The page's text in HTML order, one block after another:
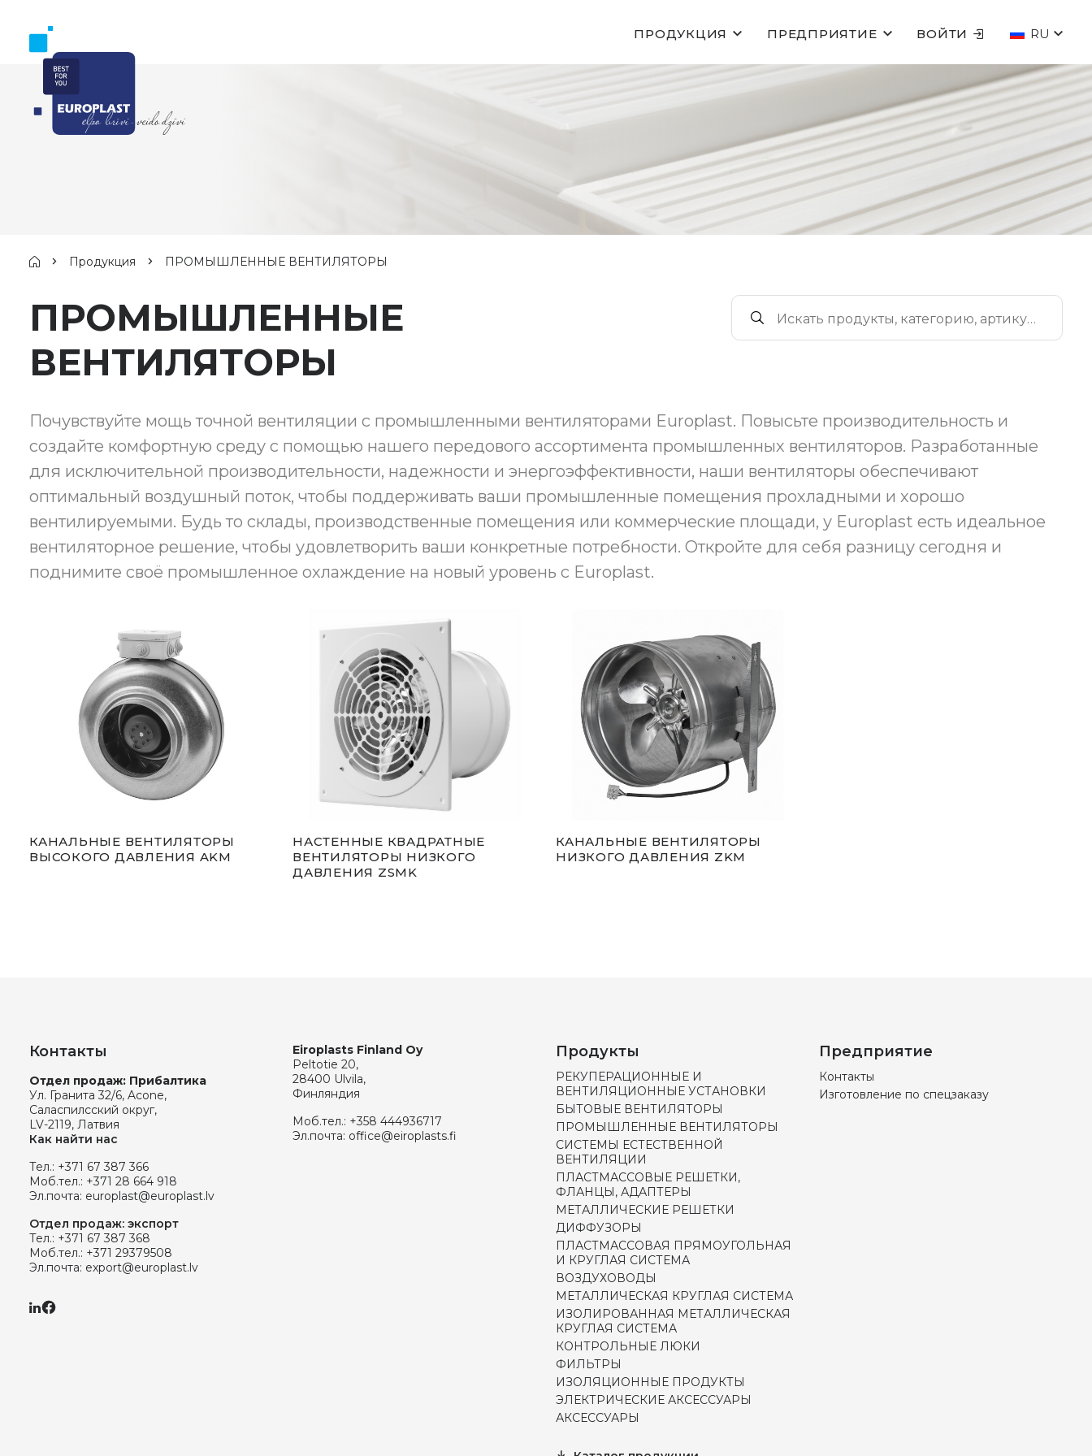
ПРОДУКЦИЯ ПРЕДПРИЯТИЕ ВОЙТИ RU
Продукция ПРОМЫШЛЕННЫЕ ВЕНТИЛЯТОРЫ
ПРОМЫШЛЕННЫЕ
ВЕНТИЛЯТОРЫ
Почувствуйте мощь точной вентиляции с промышленными вентиляторами Europlast. Повысьте производительность и
создайте комфортную среду с помощью нашего передового ассортимента промышленных вентиляторов. Разработанные
для исключительной производительности, надежности и энергоэффективности, наши вентиляторы обеспечивают
оптимальный воздушный поток, чтобы поддерживать ваши промышленные помещения прохладными и хорошо
вентилируемыми. Будь то склады, производственные помещения или коммерческие площади, у Europlast есть идеальное
вентиляторное решение, чтобы удовлетворить ваши конкретные потребности. Откройте для себя разницу сегодня и
поднимите своё промышленное охлаждение на новый уровень с Europlast.
КАНАЛЬНЫЕ ВЕНТИЛЯТОРЫ
ВЫСОКОГО ДАВЛЕНИЯ AKM
НАСТЕННЫЕ КВАДРАТНЫЕ
ВЕНТИЛЯТОРЫ НИЗКОГО
ДАВЛЕНИЯ ZSMK
КАНАЛЬНЫЕ ВЕНТИЛЯТОРЫ
НИЗКОГО ДАВЛЕНИЯ ZKM
Контакты
Отдел продаж: Прибалтика
Ул. Гранита 32/6, Acone,
Саласпилсский округ,
LV-2119, Латвия
Как найти нас
Тел.: +371 67 387 366
Моб.тел.: +371 28 664 918
Эл.почта: europlast@europlast.lv
Отдел продаж: экспорт
Тел.: +371 67 387 368
Моб.тел.: +371 29379508
Эл.почта: export@europlast.lv
Eiroplasts Finland Oy
Peltotie 20,
28400 Ulvila,
Финляндия
Моб.тел.: +358 444936717
Эл.почта: office@eiroplasts.fi
Продукты
РЕКУПЕРАЦИОННЫЕ И
ВЕНТИЛЯЦИОННЫЕ УСТАНОВКИ
БЫТОВЫЕ ВЕНТИЛЯТОРЫ
ПРОМЫШЛЕННЫЕ ВЕНТИЛЯТОРЫ
СИСТЕМЫ ЕСТЕСТВЕННОЙ
ВЕНТИЛЯЦИИ
ПЛАСТМАССОВЫЕ РЕШЕТКИ,
ФЛАНЦЫ, АДАПТЕРЫ
МЕТАЛЛИЧЕСКИЕ РЕШЕТКИ
ДИФФУЗОРЫ
ПЛАСТМАССОВАЯ ПРЯМОУГОЛЬНАЯ
И КРУГЛАЯ СИСТЕМА
ВОЗДУХОВОДЫ
МЕТАЛЛИЧЕСКАЯ КРУГЛАЯ СИСТЕМА
ИЗОЛИРОВАННАЯ МЕТАЛЛИЧЕСКАЯ
КРУГЛАЯ СИСТЕМА
КОНТРОЛЬНЫЕ ЛЮКИ
ФИЛЬТРЫ
ИЗОЛЯЦИОННЫЕ ПРОДУКТЫ
ЭЛЕКТРИЧЕСКИЕ АКСЕССУАРЫ
АКСЕССУАРЫ
Предприятие
Контакты
Изготовление по спецзаказу